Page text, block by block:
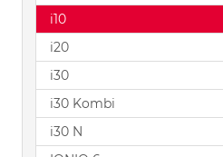
i10
i20
i30
i30 Kombi
i30 N